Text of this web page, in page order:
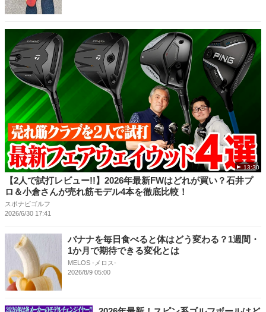
13:30
【2人で試打レビュー!!】2026年最新FWはどれが買い？石井プ
ロ＆小倉さんが売れ筋モデル4本を徹底比較！
スポナビゴルフ
2026/6/30 17:41
バナナを毎日食べると体はどう変わる？1週間・
1か月で期待できる変化とは
MELOS -メロス-
2026/8/9 05:00